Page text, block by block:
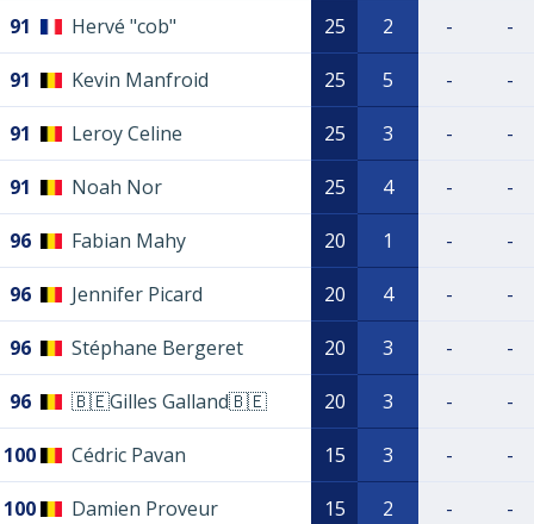
91 Hervé "cob" 25 2 - -
91 Kevin Manfroid 25 5 - -
91 Leroy Celine 25 3 - -
91 Noah Nor 25 4 - -
96 Fabian Mahy 20 1 - -
96 Jennifer Picard 20 4 - -
96 Stéphane Bergeret 20 3 - -
96 🇧🇪Gilles Galland🇧🇪 20 3 - -
100 Cédric Pavan 15 3 - -
100 Damien Proveur 15 2 - -